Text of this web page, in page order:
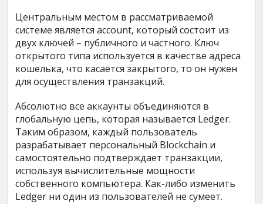
Центральным местом в рассматриваемой
системе является account, который состоит из
двух ключей – публичного и частного. Ключ
открытого типа используется в качестве адреса
кошелька, что касается закрытого, то он нужен
для осуществления транзакций.
Абсолютно все аккаунты объединяются в
глобальную цепь, которая называется Ledger.
Таким образом, каждый пользователь
разрабатывает персональный Blockchain и
самостоятельно подтверждает транзакции,
используя вычислительные мощности
собственного компьютера. Как-либо изменить
Ledger ни один из пользователей не сумеет.